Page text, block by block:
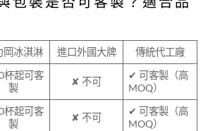
岡冰淇淋 進口外國大牌 傳統代工廠
杯起可客
製
✘ 不可
✔ 可客製（高
MOQ）
杯起可客
製
✘ 不可
✔ 可客製（高
MOQ）